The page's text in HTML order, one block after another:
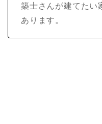
築士さんが建てたい
あります。